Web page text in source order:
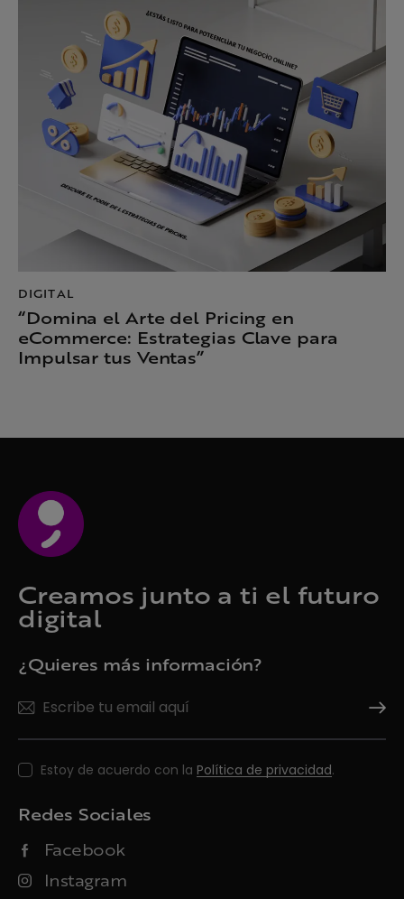
DIGITAL
“Domina el Arte del Pricing en
eCommerce: Estrategias Clave para
Impulsar tus Ventas”
Creamos junto a ti el futuro
digital
¿Quieres más información?
Estoy de acuerdo con la Política de privacidad.
Redes Sociales
Facebook
Instagram